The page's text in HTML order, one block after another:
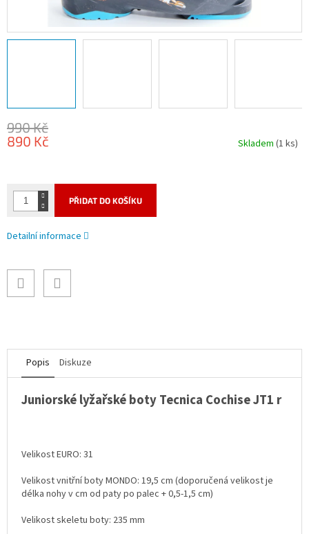
990 Kč
890 Kč
Skladem(1 ks)
PŘIDAT DO KOŠÍKU
Detailní informace
Popis Diskuze
Juniorské lyžařské boty Tecnica Cochise JT1 r
Velikost EURO: 31
Velikost vnitřní boty MONDO: 19,5 cm (doporučená velikost je
délka nohy v cm od paty po palec + 0,5-1,5 cm)
Velikost skeletu boty: 235 mm